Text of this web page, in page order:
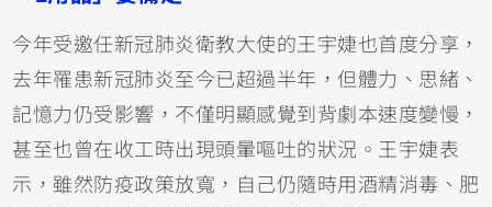
今年受邀任新冠肺炎衛教大使的王宇婕也首度分享，
去年罹患新冠肺炎至今已超過半年，但體力、思緒、
記憶力仍受影響，不僅明顯感覺到背劇本速度變慢，
甚至也曾在收工時出現頭暈嘔吐的狀況。王宇婕表
示，雖然防疫政策放寬，自己仍隨時用酒精消毒、肥